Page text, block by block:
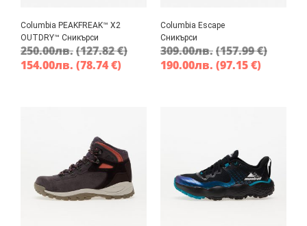
Columbia PEAKFREAK™ X2
OUTDRY™ Сникърси
250.00лв.(127.82 €)
154.00лв. (78.74 €)
Columbia Escape
Сникърси
309.00лв.(157.99 €)
190.00лв. (97.15 €)